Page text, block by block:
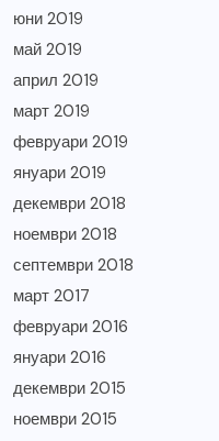
юни 2019
май 2019
април 2019
март 2019
февруари 2019
януари 2019
декември 2018
ноември 2018
септември 2018
март 2017
февруари 2016
януари 2016
декември 2015
ноември 2015